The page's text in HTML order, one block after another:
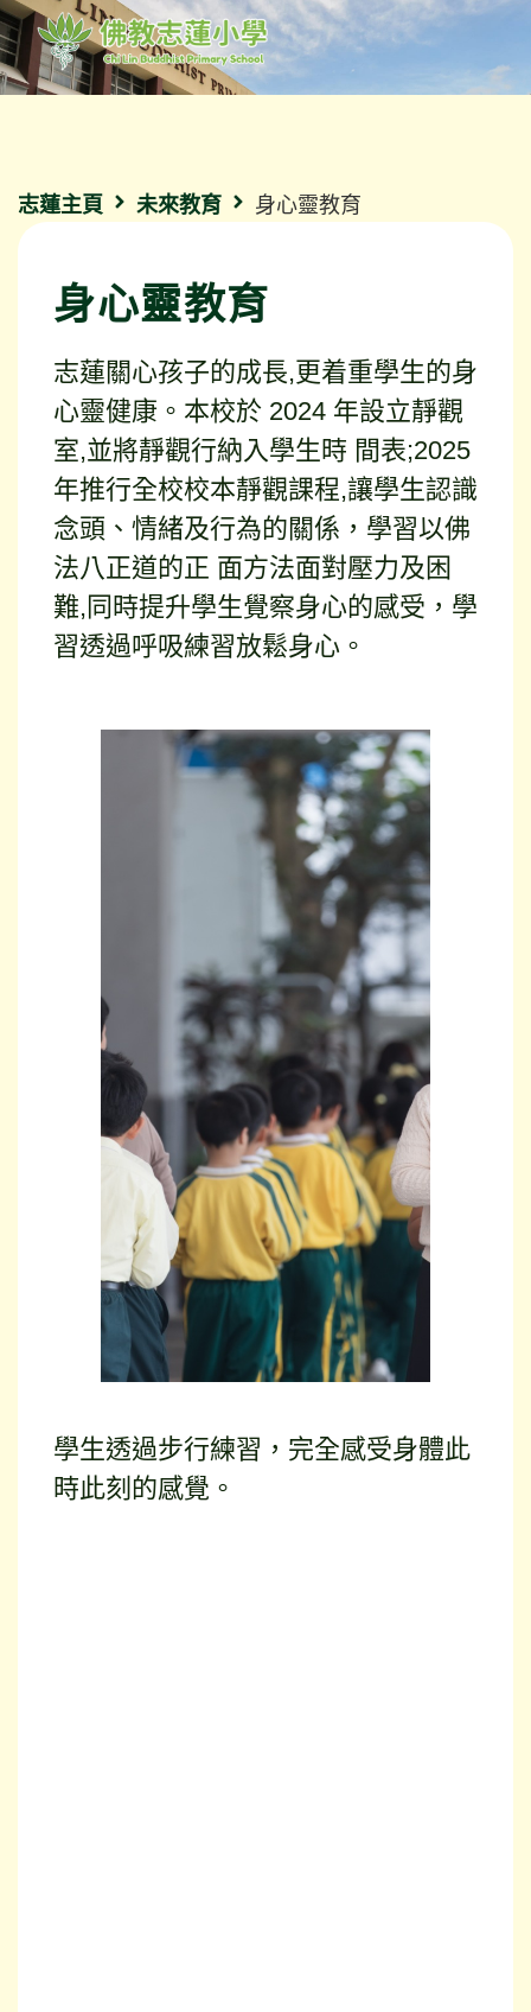
志蓮主頁 未來教育 身心靈教育
身心靈教育
志蓮關心孩子的成長,更着重學生的身
心靈健康。本校於 2024 年設立靜觀
室,並將靜觀行納入學生時 間表;2025
年推行全校校本靜觀課程,讓學生認識
念頭、情緒及行為的關係，學習以佛
法八正道的正 面方法面對壓力及困
難,同時提升學生覺察身心的感受，學
習透過呼吸練習放鬆身心。
學生透過步行練習，完全感受身體此
時此刻的感覺。